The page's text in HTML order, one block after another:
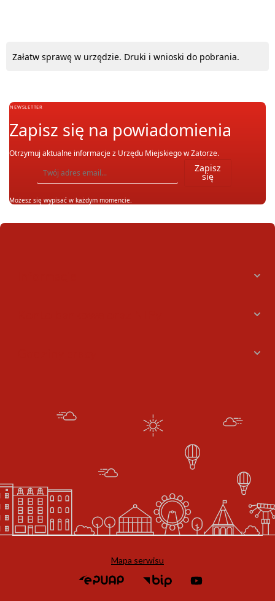
Załatw sprawę w urzędzie. Druki i wnioski do pobrania.
NEWSLETTER
Zapisz się na powiadomienia
Otrzymuj aktualne informacje z Urzędu Miejskiego w Zatorze.
Wpisz adres email, na który chcesz otrzymywać powiadomienia. Możesz również się
Zapisz
się
Możesz się wypisać w każdym momencie.
Mapa serwisu